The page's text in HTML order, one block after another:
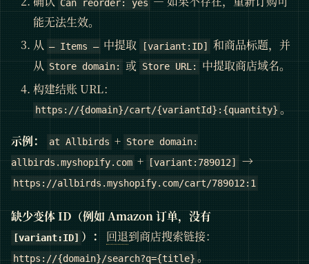
Can reorder: yes
能无法生效。
从 — Items — 中提取 [variant:ID]
和商品标题，并
从 Store domain: 或 Store URL:
中提取商店域名。
构建结账 URL：
https://{domain}/cart/{variantId}:{quantity}。
示例：
at Allbirds + Store domain:
allbirds.myshopify.com+ [variant:789012] →
https://allbirds.myshopify.com/cart/789012:1
缺少变体 ID（例如 Amazon 订单，没有
[variant:ID] ）： 回退到商店搜索链接：
https://{domain}/search?q={title} 。